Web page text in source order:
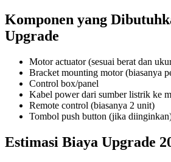
Komponen yang
Upgrade
Motor actuator (sesuai berat dan
Bracket mounting motor (biasanya
Control box/panel
Kabel power dari sumber listrik ke
Remote control (biasanya 2 unit)
Tombol push button (jika
Estimasi Biaya Upgrade